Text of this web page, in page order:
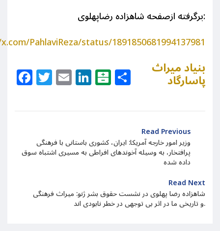
:برگرفته ازصفحه شاهزاده رضاپهلوی
PahlaviReza/status/1891850681994137981
Facebook
Twitter
EmailLinkedIn
Balatarin
Share
بنیاد میراث
پاسارگاد
Read Previous
وزیر امور خارجه آمریکا:‌ ایران، کشوری باستانی با فرهنگی
پرافتخار، به وسیله آخوندهای افراطی به مسیری اشتباه سوق
داده شده
Read Next
شاهزاده رضا پهلوی در نشست حقوق بشر ژنو: میراث فرهنگی
و تاریخی ما در اثر بی توجهی در خطر نابودی اند.